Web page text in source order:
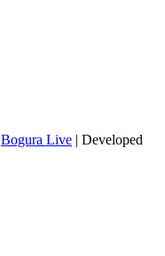
Bogura Live | Developed